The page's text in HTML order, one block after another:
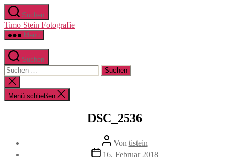
Zum
Inhalt
springen
Suchen
Timo Stein Fotografie
Menü
Suchen
Suchen
nach:
Suche
schließen
Menü schließen
DSC_2536
Beitragsautor
Von tistein
Veröffentlichungsdatum
16. Februar 2018